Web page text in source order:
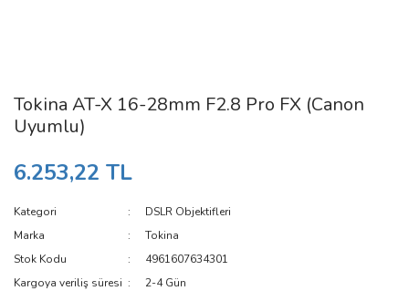
Tokina AT-X 16-28mm F2.8 Pro FX (Canon
Uyumlu)
6.253,22 TL
Kategori
DSLR Objektifleri
Marka
Tokina
Stok Kodu
4961607634301
Kargoya veriliş süresi
2-4 Gün